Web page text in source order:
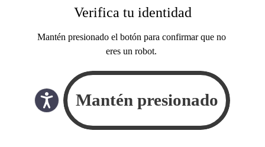
Verifica tu identidad
Mantén presionado el botón para confirmar que no
eres un robot.